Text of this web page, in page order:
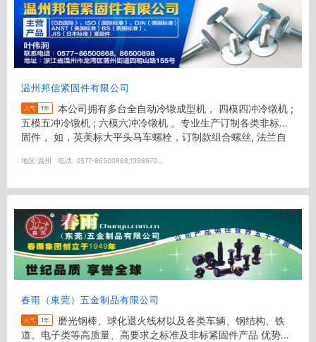
温州邦信紧固件有限公司
人气 1年
五模五冲冷镦机 ; 六模六冲冷镦机 。专业生产订制各类非标紧
固件， 如，英美标大平头马车螺栓，订制款组合螺丝, 法兰自
地区:温州 电话: 0577-86500868,1398970...
春雨（東莞）五金制品有限公司
人气 1年
道、电子类等高质量、高要求之标准及非标紧固件产品 优势产